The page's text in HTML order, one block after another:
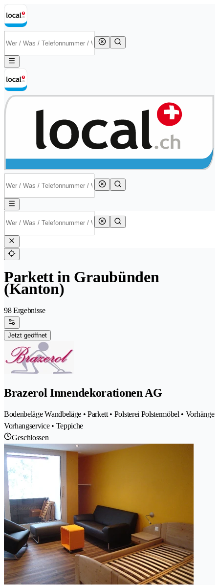
Parkett in Graubünden
(Kanton)
98 Ergebnisse
Jetzt geöffnet
Brazerol Innendekorationen AG
Bodenbeläge Wandbeläge • Parkett • Polsterei Polstermöbel • Vorhänge
Vorhangservice • Teppiche
Geschlossen